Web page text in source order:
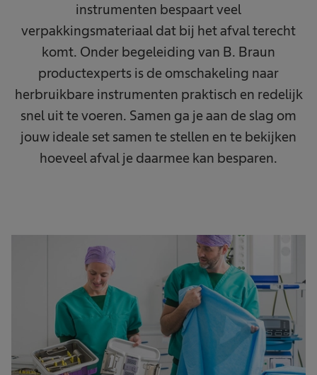
instrumenten bespaart veel
verpakkingsmateriaal dat bij het afval terecht
komt. Onder begeleiding van B. Braun
productexperts is de omschakeling naar
herbruikbare instrumenten praktisch en redelijk
snel uit te voeren. Samen ga je aan de slag om
jouw ideale set samen te stellen en te bekijken
hoeveel afval je daarmee kan besparen.